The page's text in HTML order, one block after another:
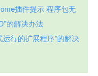
插件提示 程序包无
的解决办法
行的扩展程序”的解决